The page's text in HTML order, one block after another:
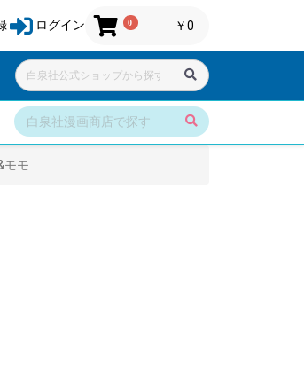
ログイン 0 ￥0
モモ